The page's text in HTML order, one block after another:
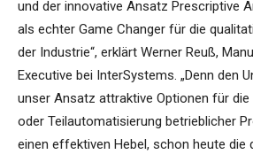
und der innovative Ansatz Prescriptive
als echter Game Changer für die
der Industrie“, erklärt Werner Reuß,
Executive bei InterSystems. „Denn den
unser Ansatz attraktive Optionen für
oder Teilautomatisierung betrieblicher
einen effektiven Hebel, schon heute die